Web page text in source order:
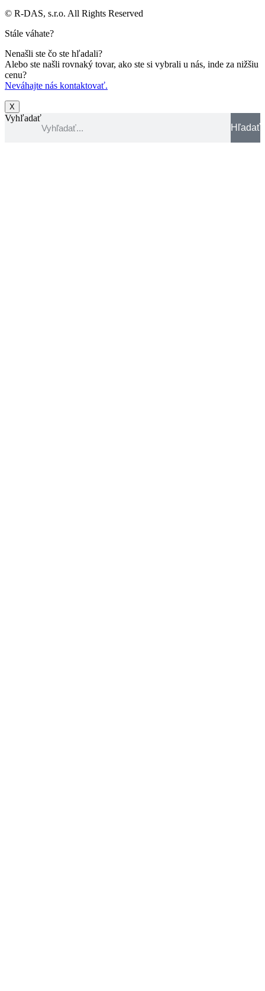
© R-DAS, s.r.o. All Rights Reserved
Stále váhate?
Nenašli ste čo ste hľadali?
Alebo ste našli rovnaký tovar, ako ste si vybrali u nás, inde za nižšiu
cenu?
Neváhajte nás kontaktovať.
X
Vyhľadať
Hľadať